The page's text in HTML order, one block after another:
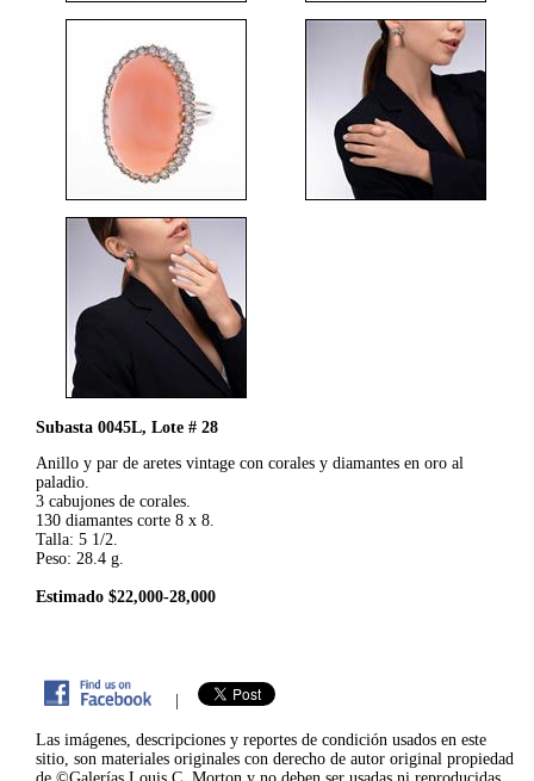
Subasta 0045L, Lote # 28
Anillo y par de aretes vintage con corales y diamantes en oro al
paladio.
3 cabujones de corales.
130 diamantes corte 8 x 8.
Talla: 5 1/2.
Peso: 28.4 g.
Estimado $22,000-28,000
|
Las imágenes, descripciones y reportes de condición usados en este
sitio, son materiales originales con derecho de autor original propiedad